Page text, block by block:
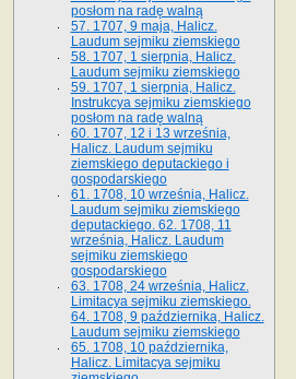
posłom na radę walną
57. 1707, 9 maja, Halicz.
Laudum sejmiku ziemskiego
58. 1707, 1 sierpnia, Halicz.
Laudum sejmiku ziemskiego
59. 1707, 1 sierpnia, Halicz.
Instrukcya sejmiku ziemskiego
posłom na radę walną
60. 1707, 12 i 13 września,
Halicz. Laudum sejmiku
ziemskiego deputackiego i
gospodarskiego
61. 1708, 10 września, Halicz.
Laudum sejmiku ziemskiego
deputackiego. 62. 1708, 11
września, Halicz. Laudum
sejmiku ziemskiego
gospodarskiego
63. 1708, 24 września, Halicz.
Limitacya sejmiku ziemskiego.
64. 1708, 9 października, Halicz.
Laudum sejmiku ziemskiego
65­. 1708, 10 października,
Halicz. Limitacya sejmiku